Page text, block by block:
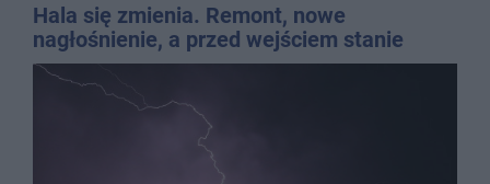
Hala się zmienia. Remont, nowe
nagłośnienie, a przed wejściem stanie
QEMETICA ARENA